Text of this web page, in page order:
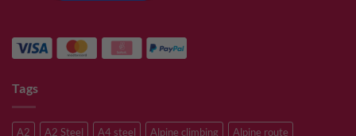
Tags
A2 A2 Steel A4 steel Alpine climbing
Alpine route